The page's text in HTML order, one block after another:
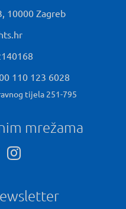
10000 Zagreb
110 123 6028
tijela 251-795
mrežama